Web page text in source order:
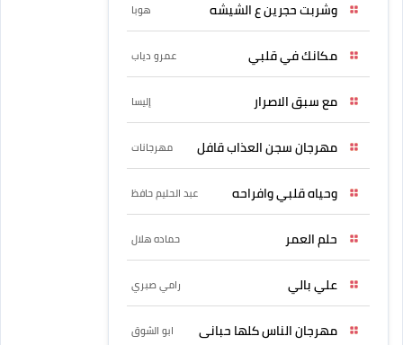
وشربت حجرين ع الشيشه هوبا
مكانك في قلبي عمرو دياب
مع سبق الاصرار إليسا
مهرجان سجن العذاب قافل مهرجانات
وحياه قلبي وافراحه عبد الحليم حافظ
حلم العمر حماده هلال
علي بالي رامي صبري
مهرجان الناس كلها حبانى ابو الشوق